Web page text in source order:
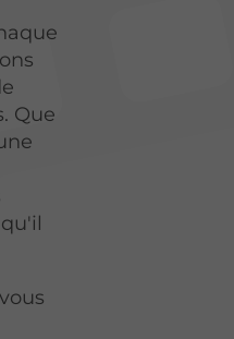
Que